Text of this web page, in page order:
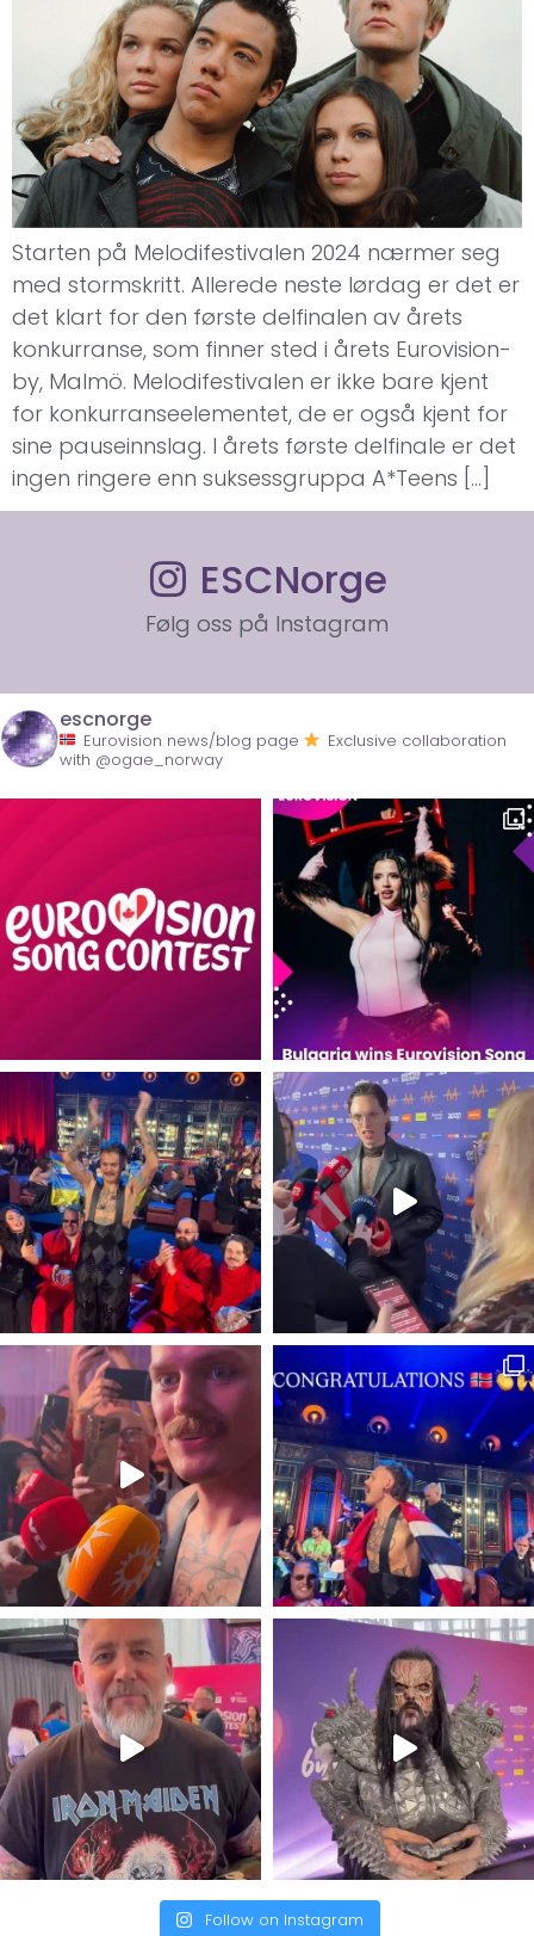
Starten på Melodifestivalen 2024 nærmer seg
med stormskritt. Allerede neste lørdag er det er
det klart for den første delfinalen av årets
konkurranse, som finner sted i årets Eurovision-
by, Malmö. Melodifestivalen er ikke bare kjent
for konkurranseelementet, de er også kjent for
sine pauseinnslag. I årets første delfinale er det
ingen ringere enn suksessgruppa A*Teens […]
ESCNorge
Følg oss på Instagram
escnorge
Eurovision news/blog page
Exclusive collaboration
with @ogae_norway
Follow on Instagram